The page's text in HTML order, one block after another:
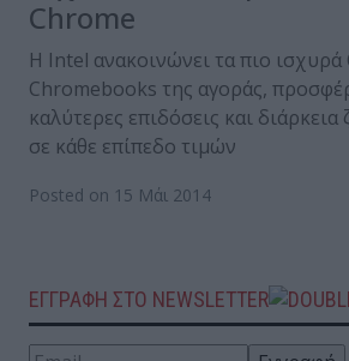
Chrome
Η Intel ανακοινώνει τα πιο ισχυρά
Chromebooks της αγοράς,
καλύτερες επιδόσεις και
σε κάθε επίπεδο τιμών
Posted on 15 Μάι 2014
ΕΓΓΡΑΦΗ ΣΤΟ NEWSLETTER